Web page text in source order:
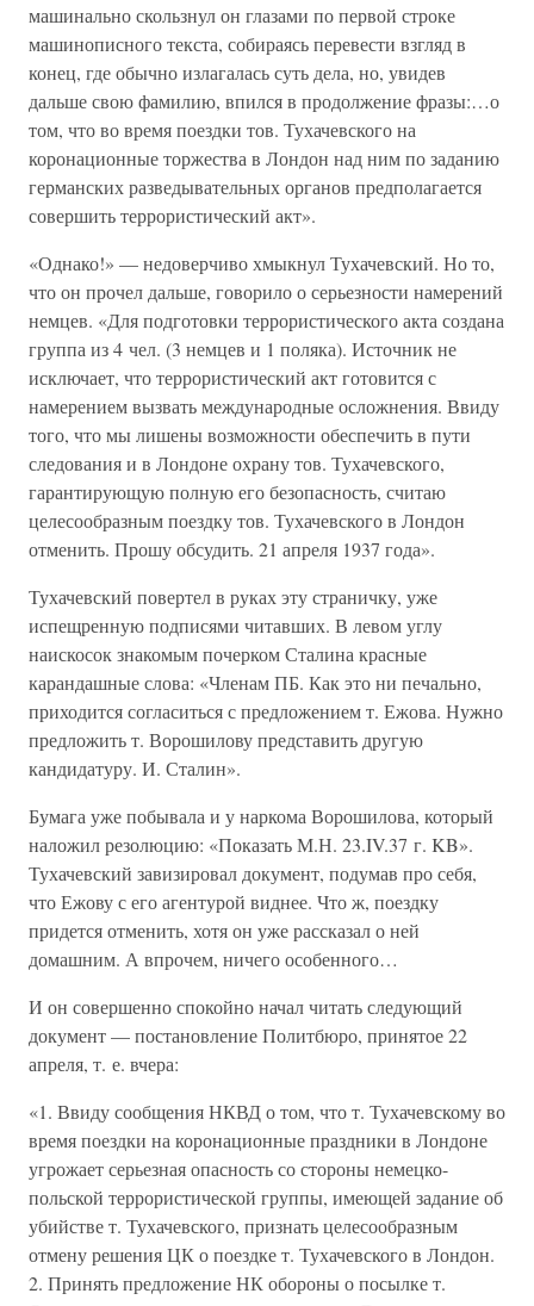
машинально скользнул он глазами по первой строке
машинописного текста, собираясь перевести взгляд в
конец, где обычно излагалась суть дела, но, увидев
дальше свою фамилию, впился в продолжение фразы:…о
том, что во время поездки тов. Тухачевского на
коронационные торжества в Лондон над ним по заданию
германских разведывательных органов предполагается
совершить террористический акт».
«Однако!» — недоверчиво хмыкнул Тухачевский. Но то,
что он прочел дальше, говорило о серьезности намерений
немцев. «Для подготовки террористического акта создана
группа из 4 чел. (3 немцев и 1 поляка). Источник не
исключает, что террористический акт готовится с
намерением вызвать международные осложнения. Ввиду
того, что мы лишены возможности обеспечить в пути
следования и в Лондоне охрану тов. Тухачевского,
гарантирующую полную его безопасность, считаю
целесообразным поездку тов. Тухачевского в Лондон
отменить. Прошу обсудить. 21 апреля 1937 года».
Тухачевский повертел в руках эту страничку, уже
испещренную подписями читавших. В левом углу
наискосок знакомым почерком Сталина красные
карандашные слова: «Членам ПБ. Как это ни печально,
приходится согласиться с предложением т. Ежова. Нужно
предложить т. Ворошилову представить другую
кандидатуру. И. Сталин».
Бумага уже побывала и у наркома Ворошилова, который
наложил резолюцию: «Показать М.Н. 23.IV.37 г. KB».
Тухачевский завизировал документ, подумав про себя,
что Ежову с его агентурой виднее. Что ж, поездку
придется отменить, хотя он уже рассказал о ней
домашним. А впрочем, ничего особенного…
И он совершенно спокойно начал читать следующий
документ — постановление Политбюро, принятое 22
апреля, т. е. вчера:
«1. Ввиду сообщения НКВД о том, что т. Тухачевскому во
время поездки на коронационные праздники в Лондоне
угрожает серьезная опасность со стороны немецко-
польской террористической группы, имеющей задание об
убийстве т. Тухачевского, признать целесообразным
отмену решения ЦК о поездке т. Тухачевского в Лондон.
2. Принять предложение НК обороны о посылке т.